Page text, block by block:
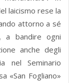
laicismo rese la
attorno a sé
a bandire ogni
anche degli
nel Seminario
«San Fogliano»